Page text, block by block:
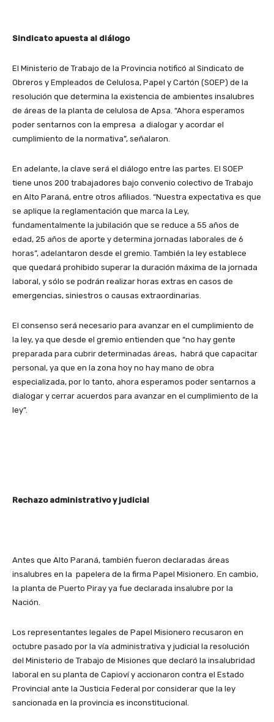
Sindicato apuesta al diálogo
El Ministerio de Trabajo de la Provincia notificó al Sindicato de
Obreros y Empleados de Celulosa, Papel y Cartón (SOEP) de la
resolución que determina la existencia de ambientes insalubres
de áreas de la planta de celulosa de Apsa. “Ahora esperamos
poder sentarnos con la empresa a dialogar y acordar el
cumplimiento de la normativa”, señalaron.
En adelante, la clave será el diálogo entre las partes. El SOEP
tiene unos 200 trabajadores bajo convenio colectivo de Trabajo
en Alto Paraná, entre otros afiliados. “Nuestra expectativa es que
se aplique la reglamentación que marca la Ley,
fundamentalmente la jubilación que se reduce a 55 años de
edad, 25 años de aporte y determina jornadas laborales de 6
horas”, adelantaron desde el gremio. También la ley establece
que quedará prohibido superar la duración máxima de la jornada
laboral, y sólo se podrán realizar horas extras en casos de
emergencias, siniestros o causas extraordinarias.
El consenso será necesario para avanzar en el cumplimiento de
la ley, ya que desde el gremio entienden que “no hay gente
preparada para cubrir determinadas áreas, habrá que capacitar
personal, ya que en la zona hoy no hay mano de obra
especializada, por lo tanto, ahora esperamos poder sentarnos a
dialogar y cerrar acuerdos para avanzar en el cumplimiento de la
ley”.
Rechazo administrativo y judicial
Antes que Alto Paraná, también fueron declaradas áreas
insalubres en la papelera de la firma Papel Misionero. En cambio,
la planta de Puerto Piray ya fue declarada insalubre por la
Nación.
Los representantes legales de Papel Misionero recusaron en
octubre pasado por la vía administrativa y judicial la resolución
del Ministerio de Trabajo de Misiones que declaró la insalubridad
laboral en su planta de Capioví y accionaron contra el Estado
Provincial ante la Justicia Federal por considerar que la ley
sancionada en la provincia es inconstitucional.